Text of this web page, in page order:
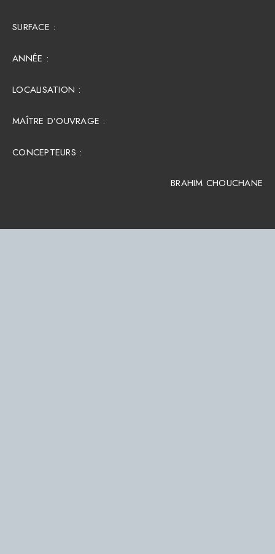
SURFACE :​
ANNÉE :
LOCALISATION :
MAÎTRE D’OUVRAGE :
CONCEPTEURS :
BRAHIM CHOUCHANE